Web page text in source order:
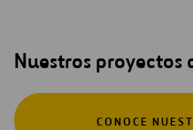
Nuestros
CONOCE